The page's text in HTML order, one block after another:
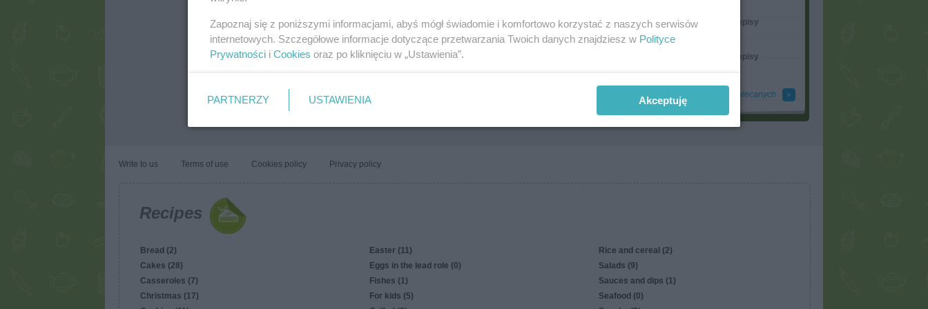
Życie w garnku
WaldekKuchcik
Moje przepisy
Moje przepisy
Więcej polecanych
Write to us Terms of use Cookies policy Privacy policy
Recipes
Bread (2)
Cakes (28)
Casseroles (7)
Christmas (17)
Easter (11)
Eggs in the lead role (0)
Fishes (1)
For kids (5)
Rice and cereal (2)
Salads (9)
Sauces and dips (1)
Seafood (0)
Zapoznaj się z poniższymi informacjami, abyś mógł świadomie i komfortowo korzystać z naszych serwisów
internetowych. Szczegółowe informacje dotyczące przetwarzania Twoich danych znajdziesz w Polityce
Prywatności i Cookies oraz po kliknięciu w „Ustawienia”.
PARTNERZY USTAWIENIA Akceptuję